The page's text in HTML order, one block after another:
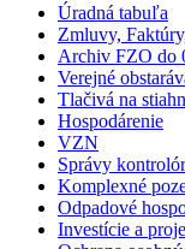
Úradná tabuľa
Zmluvy,
Archiv FZO do
Verejné
Tlačivá na
Hospodárenie
VZN
Správy
Komplexné
Odpadové
Investície a